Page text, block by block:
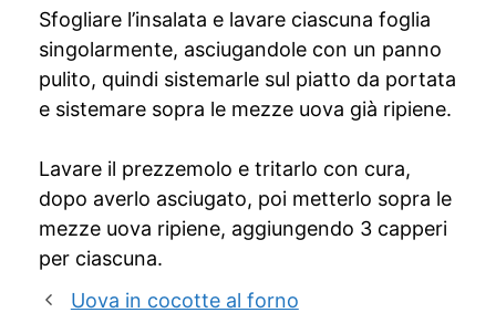
Sfogliare l’insalata e lavare ciascuna foglia
singolarmente, asciugandole con un panno
pulito, quindi sistemarle sul piatto da portata
e sistemare sopra le mezze uova già ripiene.
Lavare il prezzemolo e tritarlo con cura,
dopo averlo asciugato, poi metterlo sopra le
mezze uova ripiene, aggiungendo 3 capperi
per ciascuna.
Uova in cocotte al forno